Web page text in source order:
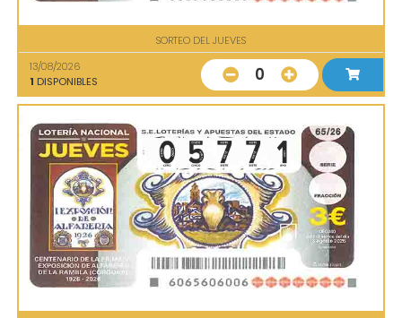
SORTEO DEL JUEVES
13/08/2026
1 DISPONIBLES 0